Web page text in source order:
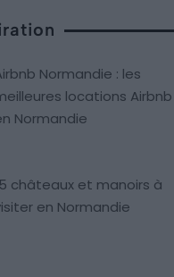
Normandie : les
locations Airbnb
Normandie
châteaux et manoirs à
en Normandie